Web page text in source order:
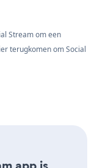
Stream om een
terugkomen om Social